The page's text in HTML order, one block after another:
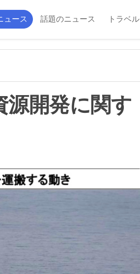
ュース 話題のニュース トラベル
源開発に関す